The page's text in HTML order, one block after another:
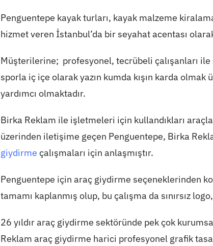
Penguentepe kayak turları, kayak malzeme
hizmet veren İstanbul’da bir seyahat acentası
Müşterilerine; profesyonel, tecrübeli çalışanları
sporla iç içe olarak yazın kumda kışın karda
yardımcı olmaktadır.
Birka Reklam ile işletmeleri için kullandıkları
üzerinden iletişime geçen Penguentepe, Birka
giydirme çalışmaları için anlaşmıştır.
Penguentepe için araç giydirme seçeneklerinden
tamamı kaplanmış olup, bu çalışma da sınırsız
26 yıldır araç giydirme sektöründe pek çok
Reklam araç giydirme harici profesyonel grafik